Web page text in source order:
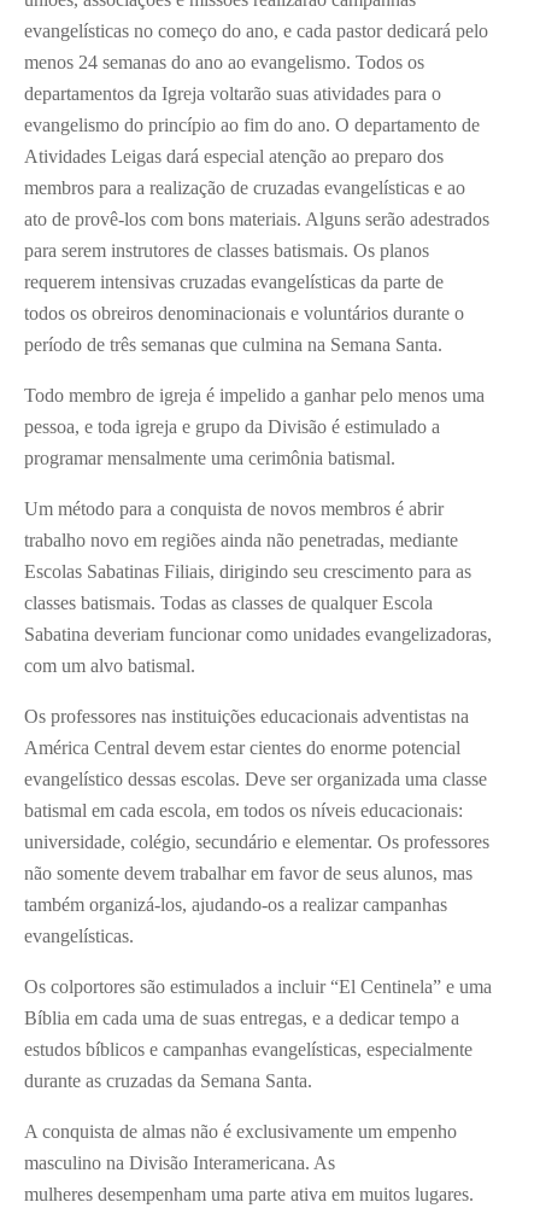
evangelísticas no começo do ano, e cada pastor dedicará pelo
menos 24 semanas do ano ao evangelismo. Todos os
departamentos da Igreja voltarão suas atividades para o
evangelismo do princípio ao fim do ano. O departamento de
Atividades Leigas dará especial atenção ao preparo dos
membros para a realização de cruzadas evangelísticas e ao
ato de provê-los com bons materiais. Alguns serão adestrados
para serem instrutores de classes batismais. Os planos
requerem intensivas cruzadas evangelísticas da parte de
todos os obreiros denominacionais e voluntários durante o
período de três semanas que culmina na Semana Santa.
Todo membro de igreja é impelido a ganhar pelo menos uma
pessoa, e toda igreja e grupo da Divisão é estimulado a
programar mensalmente uma cerimônia batismal.
Um método para a conquista de novos membros é abrir
trabalho novo em regiões ainda não penetradas, mediante
Escolas Sabatinas Filiais, dirigindo seu crescimento para as
classes batismais. Todas as classes de qualquer Escola
Sabatina deveriam funcionar como unidades evangelizadoras,
com um alvo batismal.
Os professores nas instituições educacionais adventistas na
América Central devem estar cientes do enorme potencial
evangelístico dessas escolas. Deve ser organizada uma classe
batismal em cada escola, em todos os níveis educacionais:
universidade, colégio, secundário e elementar. Os professores
não somente devem trabalhar em favor de seus alunos, mas
também organizá-los, ajudando-os a realizar campanhas
evangelísticas.
Os colportores são estimulados a incluir “El Centinela” e uma
Bíblia em cada uma de suas entregas, e a dedicar tempo a
estudos bíblicos e campanhas evangelísticas, especialmente
durante as cruzadas da Semana Santa.
A conquista de almas não é exclusivamente um empenho
masculino na Divisão Interamericana. As
mulheres desempenham uma parte ativa em muitos lugares.